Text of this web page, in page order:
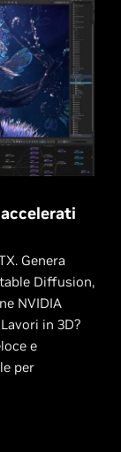
Genera
Diffusion,
NVIDIA
in 3D?
e
per